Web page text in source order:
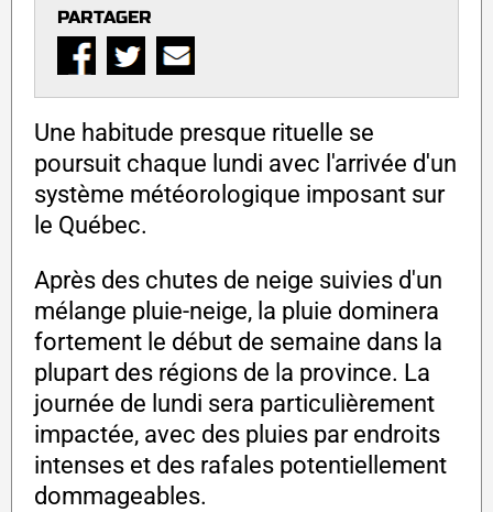
PARTAGER
Une habitude presque rituelle se
poursuit chaque lundi avec l'arrivée d'un
système météorologique imposant sur
le Québec.
Après des chutes de neige suivies d'un
mélange pluie-neige, la pluie dominera
fortement le début de semaine dans la
plupart des régions de la province. La
journée de lundi sera particulièrement
impactée, avec des pluies par endroits
intenses et des rafales potentiellement
dommageables.